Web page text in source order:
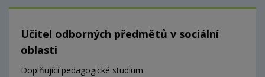
Učitel odborných předmětů v sociální
oblasti
Doplňující pedagogické studium